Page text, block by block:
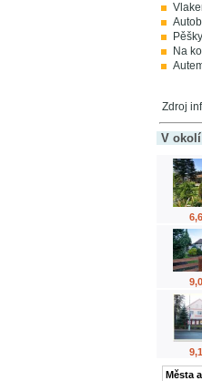
Na
Zdroj
V
Města